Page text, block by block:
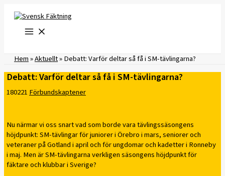
innehåll
Hem»Aktuellt»​Debatt: Varför deltar så få i SM-tävlingarna?
​Debatt: Varför deltar så få i SM-tävlingarna?
180221Förbundskaptener
Nu närmar vi oss snart vad som borde vara tävlingssäsongens
höjdpunkt: SM-tävlingar för juniorer i Örebro i mars, seniorer och
veteraner på Gotland i april och för ungdomar och kadetter i Ronneby
i maj. Men är SM-tävlingarna verkligen säsongens höjdpunkt för
fäktare och klubbar i Sverige?